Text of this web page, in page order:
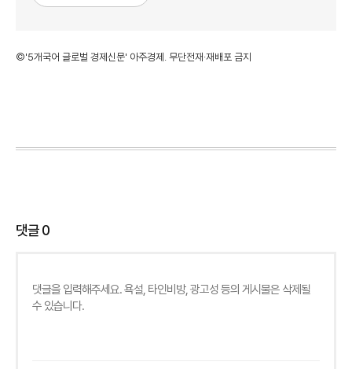
©'5개국어 글로벌 경제신문' 아주경제. 무단전재·재배포 금지
댓글0